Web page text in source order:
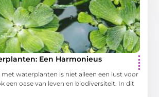
Een Harmonieus
met waterplanten is niet alleen een lust voor
een oase van leven en biodiversiteit. In dit